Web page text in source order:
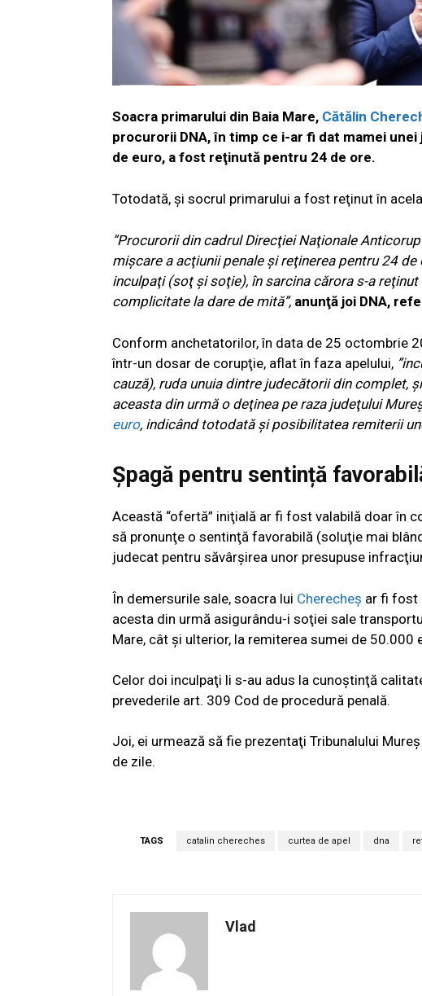
Soacra primarului din Baia Mare, Cătălin
procurorii DNA, în timp ce i-ar fi dat mamei
de euro, a fost reţinută pentru 24 de ore.
Totodată, și socrul primarului a fost reţinut în
”Procurorii din cadrul Direcţiei Naţionale
mişcare a acţiunii penale şi reţinerea pentru 24
inculpaţi (soţ şi soţie), în sarcina cărora s-a
complicitate la dare de mită”, anunţă joi DNA,
Conform anchetatorilor, în data de 25 octombrie
într-un dosar de corupţie, aflat în faza apelului,
cauză), ruda unuia dintre judecătorii din complet,
aceasta din urmă o deţinea pe raza judeţului
euro, indicând totodată şi posibilitatea remiterii
Șpagă pentru sentință
Această “ofertă” iniţială ar fi fost valabilă doar în
să pronunţe o sentinţă favorabilă (soluţie mai
judecat pentru săvârşirea unor presupuse
În demersurile sale, soacra lui Cherecheş ar fi fost
acesta din urmă asigurându-i soţiei sale
Mare, cât şi ulterior, la remiterea sumei de 50.000
Celor doi inculpaţi li s-au adus la cunoştinţă
prevederile art. 309 Cod de procedură penală.
Joi, ei urmează să fie prezentaţi Tribunalului
de zile.
TAGS catalin chereches curtea de apel dna
Vlad